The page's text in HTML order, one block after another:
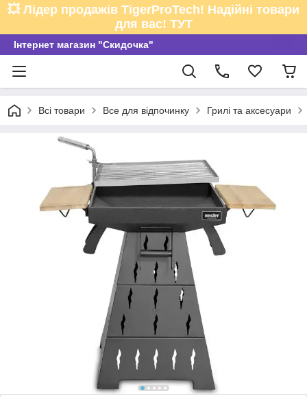
💥 Лідер продажів TigerProTech! Надійні товари
для вас! ТУТ
Інтернет магазин "Скидочка"
Всі товари Все для відпочинку Грилі та аксесуари